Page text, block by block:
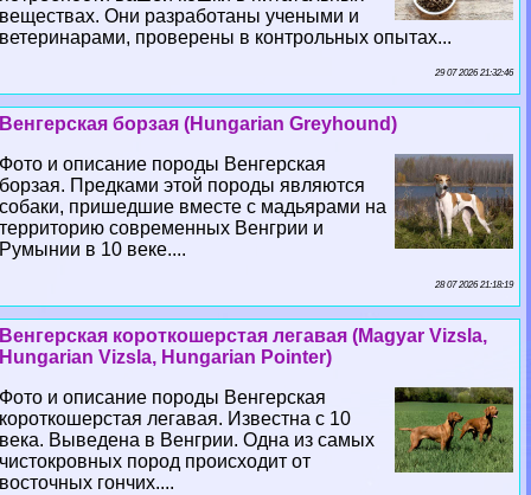
веществах. Они разработаны учеными и
ветеринарами, проверены в контрольных опытах...
29 07 2026 21:32:46
Венгерская борзая (Hungarian Greyhound)
Фото и описание породы Венгерская
борзая. Предками этой породы являются
собаки, пришедшие вместе с мадьярами на
территорию современных Венгрии и
Румынии в 10 веке....
28 07 2026 21:18:19
Венгерская короткошерстая легавая (Magyar Vizsla,
Hungarian Vizsla, Hungarian Pointer)
Фото и описание породы Венгерская
короткошерстая легавая. Известна с 10
века. Выведена в Венгрии. Одна из самых
чистокровных пород происходит от
восточных гончих....